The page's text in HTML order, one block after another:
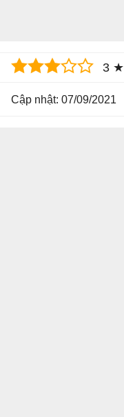
3 ★
Cập nhật: 07/09/2021